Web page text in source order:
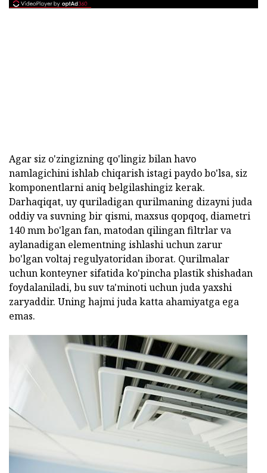
Agar siz o'zingizning qo'lingiz bilan havo
namlagichini ishlab chiqarish istagi paydo bo'lsa, siz
komponentlarni aniq belgilashingiz kerak.
Darhaqiqat, uy quriladigan qurilmaning dizayni juda
oddiy va suvning bir qismi, maxsus qopqoq, diametri
140 mm bo'lgan fan, matodan qilingan filtrlar va
aylanadigan elementning ishlashi uchun zarur
bo'lgan voltaj regulyatoridan iborat. Qurilmalar
uchun konteyner sifatida ko'pincha plastik shishadan
foydalaniladi, bu suv ta'minoti uchun juda yaxshi
zaryaddir. Uning hajmi juda katta ahamiyatga ega
emas.